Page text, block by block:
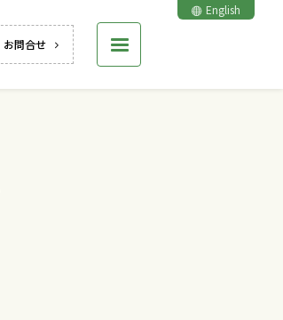
お問合せ
English